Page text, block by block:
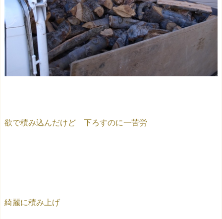
欲で積み込んだけど 下ろすのに一苦労
綺麗に積み上げ